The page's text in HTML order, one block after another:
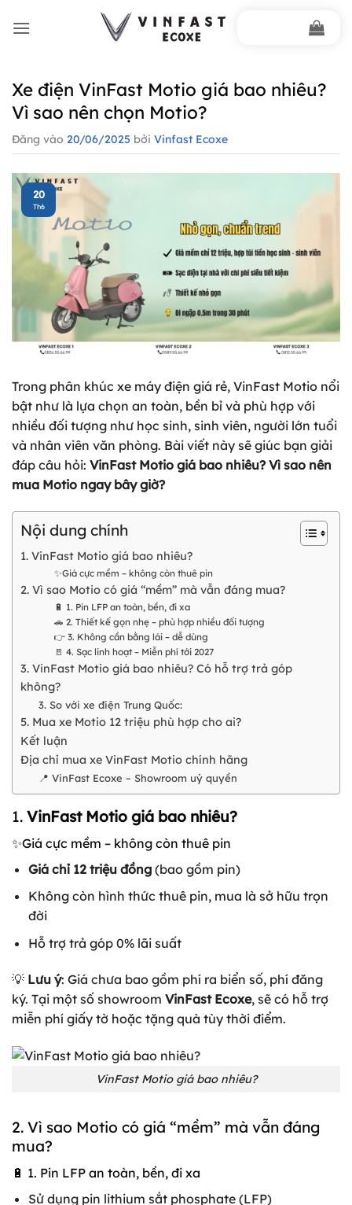
qua
Xe điện VinFast Motio giá bao nhiêu?
Vì sao nên chọn Motio?
Đăng vào 20/06/2025 bởi Vinfast Ecoxe
20
Th6
Trong phân khúc xe máy điện giá rẻ, VinFast Motio nổi
bật như là lựa chọn an toàn, bền bỉ và phù hợp với
nhiều đối tượng như học sinh, sinh viên, người lớn tuổi
và nhân viên văn phòng. Bài viết này sẽ giúc bạn giải
đáp câu hỏi: VinFast Motio giá bao nhiêu? Vì sao nên
mua Motio ngay bây giờ?
Nội dung chính
1. VinFast Motio giá bao nhiêu?
✨Giá cực mềm – không còn thuê pin
2. Vì sao Motio có giá “mềm” mà vẫn đáng mua?
🔋 1. Pin LFP an toàn, bền, đi xa
🚗 2. Thiết kế gọn nhẹ – phù hợp nhiều đối tượng
👉 3. Không cần bằng lái – dễ dùng
🚪 4. Sạc linh hoạt – Miễn phí tới 2027
3. VinFast Motio giá bao nhiêu? Có hỗ trợ trả góp
không?
3. So với xe điện Trung Quốc:
5. Mua xe Motio 12 triệu phù hợp cho ai?
Kết luận
Địa chỉ mua xe VinFast Motio chính hãng
📍 VinFast Ecoxe – Showroom uỷ quyền
1. VinFast Motio giá bao nhiêu?
✨Giá cực mềm – không còn thuê pin
Giá chỉ 12 triệu đồng(bao gồm pin)
Không còn hình thức thuê pin, mua là sở hữu trọn
đời
Hỗ trợ trả góp 0% lãi suất
💡 Lưu ý: Giá chưa bao gồm phí ra biển số, phí đăng
ký. Tại một số showroom VinFast Ecoxe, sẽ có hỗ trợ
miễn phí giấy tờ hoặc tặng quà tùy thời điểm.
VinFast Motio giá bao nhiêu?
2. Vì sao Motio có giá “mềm” mà vẫn đáng
mua?
🔋 1. Pin LFP an toàn, bền, đi xa
Sử dụng pin lithium sắt phosphate (LFP)